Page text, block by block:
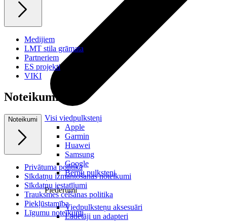
Visi viedpulksteņi
Apple
Garmin
Huawei
Samsung
Google
Bērnu pulksteņi
Piederumi
Viedpulksteņu aksesuāri
Lādētāji un adapteri
Medijiem
LMT stila grāmata
Partneriem
ES projekti
VIKI
Noteikumi
Noteikumi
Privātuma politika
Sīkdatņu izmantošanas noteikumi
Sīkdatņu iestatījumi
Trauksmes celšanas politika
Piekļūstamība
Līgumu noteikumi